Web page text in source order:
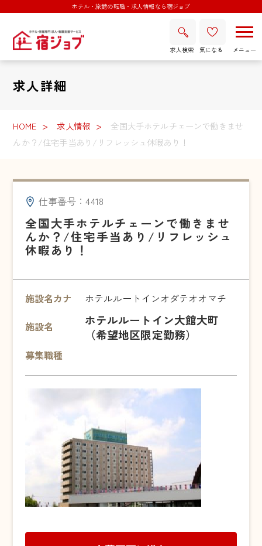
ホテル・旅館の転職・求人情報なら宿ジョブ
求人検索 気になる
求人詳細
HOME 求人情報
全国大手ホテルチェーンで働きませ
んか？/住宅手当あり/リフレッシュ休暇あり！
仕事番号：4418
全国大手ホテルチェーンで働きませ
んか？/住宅手当あり/リフレッシュ
休暇あり！
施設名カナ
ホテルルートインオダテオオマチ
施設名
ホテルルートイン大館大町
（希望地区限定勤務）
募集職種